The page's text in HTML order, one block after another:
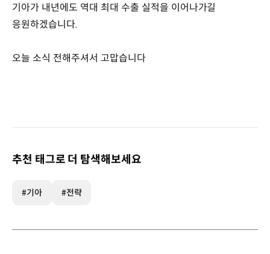
기아가 내년에도 역대 최대 수출 실적을 이어나가길
응원하겠습니다.
오늘 소식 전해주셔서 고맙습니다
추천 태그로 더 탐색해보세요
#기아 #전략